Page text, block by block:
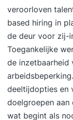
veroorloven
based hiring in
de deur voor zij-
Toegankelijke
de inzetbaarheid
deeltijdopties en
doelgroepen aan
wat begint als